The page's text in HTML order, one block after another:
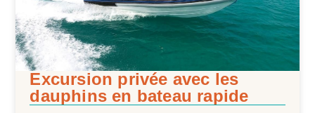
Excursion privée avec les
dauphins en bateau rapide